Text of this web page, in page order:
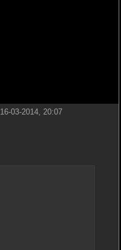
16-03-2014, 20:07